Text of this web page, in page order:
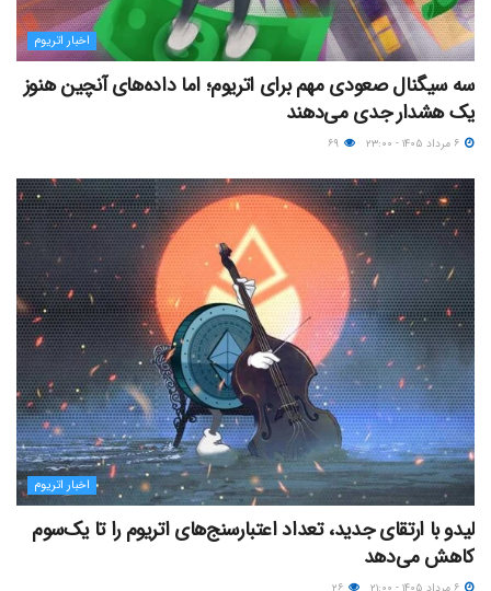
اخبار اتریوم
سه سیگنال صعودی مهم برای اتریوم؛ اما داده‌های آنچین هنوز
یک هشدار جدی می‌دهند
اخبار اتریوم
لیدو با ارتقای جدید، تعداد اعتبارسنج‌های اتریوم را تا یک‌سوم
کاهش می‌دهد